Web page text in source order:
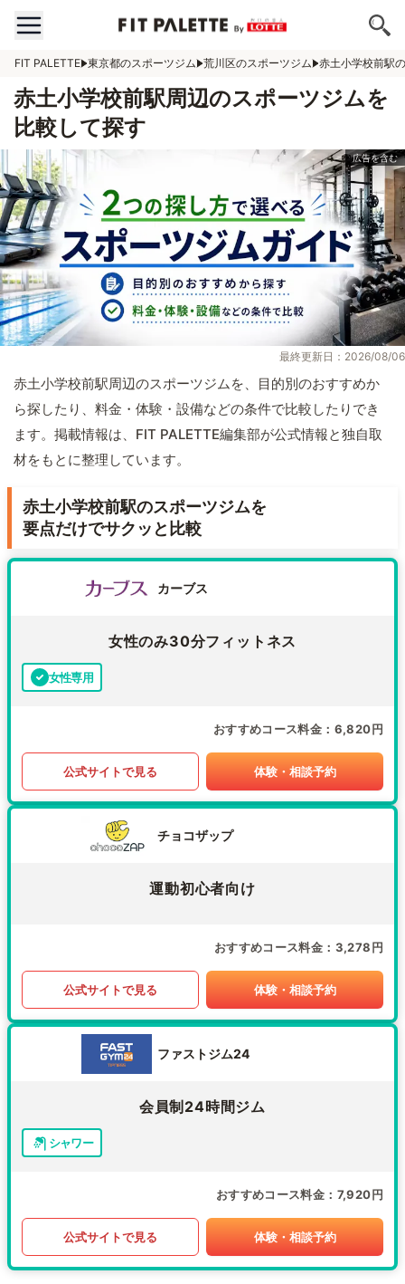
FIT PALETTE 東京都のスポーツジム 荒川区のスポーツジム 赤土小学校前駅
赤土小学校前駅周辺のスポーツジムを
比較して探す
最終更新日：2026/08/06
赤土小学校前駅周辺のスポーツジムを、目的別のおすすめか
ら探したり、料金・体験・設備などの条件で比較したりでき
ます。掲載情報は、FIT PALETTE編集部が公式情報と独自取
材をもとに整理しています。
赤土小学校前駅のスポーツジムを
要点だけでサクッと比較
カーブス
女性のみ30分フィットネス
女性専用
おすすめコース料金 6,820円
公式サイトで見る 体験・相談予約
チョコザップ
運動初心者向け
おすすめコース料金 3,278円
公式サイトで見る 体験・相談予約
ファストジム24
会員制24時間ジム
シャワー
おすすめコース料金 7,920円
公式サイトで見る 体験・相談予約